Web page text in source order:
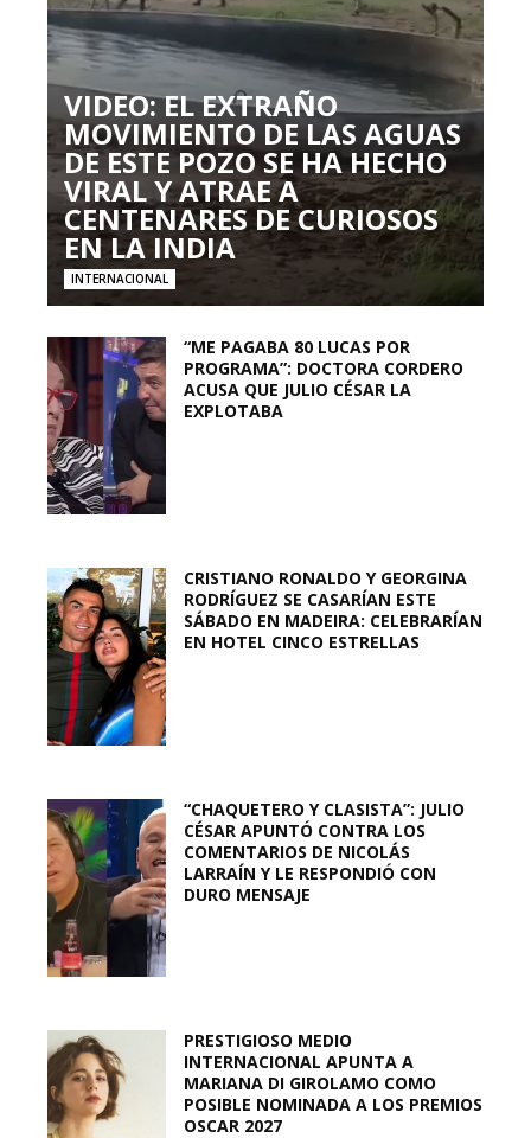
VIDEO: EL EXTRAÑO
MOVIMIENTO DE LAS AGUAS
DE ESTE POZO SE HA HECHO
VIRAL Y ATRAE A
CENTENARES DE CURIOSOS
EN LA INDIA
INTERNACIONAL
“ME PAGABA 80 LUCAS POR
PROGRAMA”: DOCTORA CORDERO
ACUSA QUE JULIO CÉSAR LA
EXPLOTABA
CRISTIANO RONALDO Y GEORGINA
RODRÍGUEZ SE CASARÍAN ESTE
SÁBADO EN MADEIRA: CELEBRARÍAN
EN HOTEL CINCO ESTRELLAS
“CHAQUETERO Y CLASISTA”: JULIO
CÉSAR APUNTÓ CONTRA LOS
COMENTARIOS DE NICOLÁS
LARRAÍN Y LE RESPONDIÓ CON
DURO MENSAJE
PRESTIGIOSO MEDIO
INTERNACIONAL APUNTA A
MARIANA DI GIROLAMO COMO
POSIBLE NOMINADA A LOS PREMIOS
OSCAR 2027